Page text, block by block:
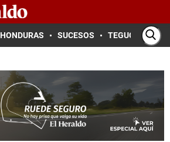
HONDURAS SUCESOS TEGUCIGALPA